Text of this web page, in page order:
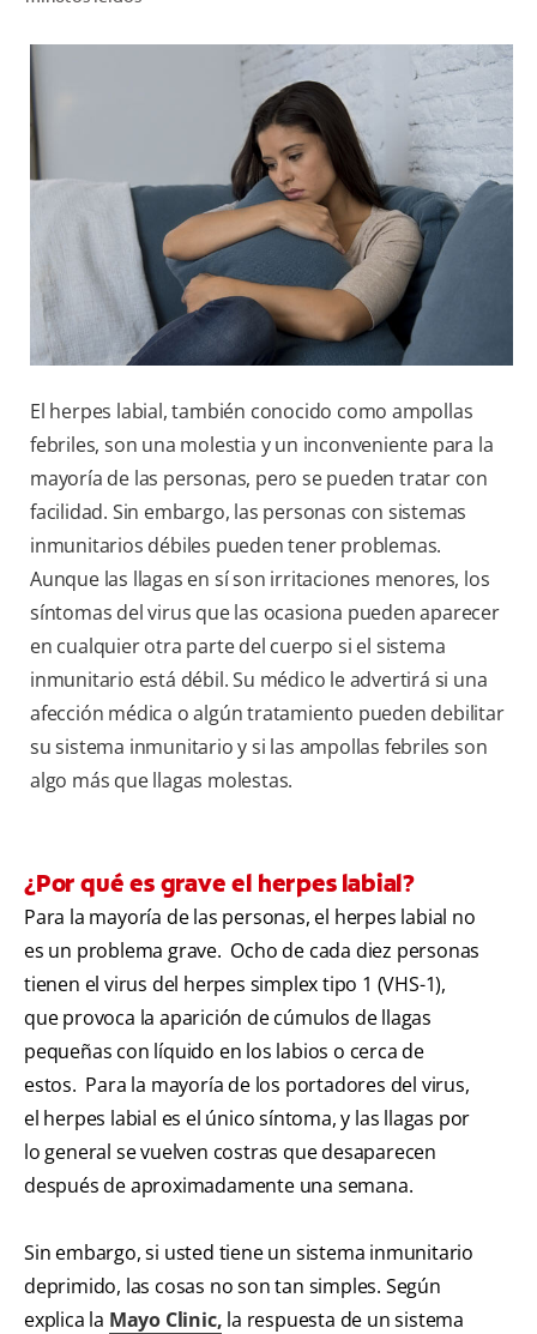
CORRESPONDENCIA DE PRODUCTOS
PARA PROFESIONALES
AR (ES)
SUSCRIBITE
El herpes labial, también conocido como ampollas
febriles, son una molestia y un inconveniente para la
mayoría de las personas, pero se pueden tratar con
facilidad. Sin embargo, las personas con sistemas
inmunitarios débiles pueden tener problemas.
Aunque las llagas en sí son irritaciones menores, los
síntomas del virus que las ocasiona pueden aparecer
en cualquier otra parte del cuerpo si el sistema
inmunitario está débil. Su médico le advertirá si una
afección médica o algún tratamiento pueden debilitar
su sistema inmunitario y si las ampollas febriles son
algo más que llagas molestas.
¿Por qué es grave el herpes labial?
Para la mayoría de las personas, el herpes labial no
es un problema grave. Ocho de cada diez personas
tienen el virus del herpes simplex tipo 1 (VHS-1),
que provoca la aparición de cúmulos de llagas
pequeñas con líquido en los labios o cerca de
estos. Para la mayoría de los portadores del virus,
el herpes labial es el único síntoma, y las llagas por
lo general se vuelven costras que desaparecen
después de aproximadamente una semana.
Sin embargo, si usted tiene un sistema inmunitario
deprimido, las cosas no son tan simples. Según
explica la Mayo Clinic, la respuesta de un sistema